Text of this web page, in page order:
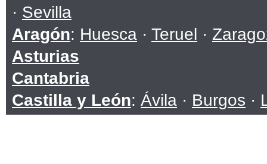
· Sevilla
Aragón: Huesca · Teruel ·
Asturias
Cantabria
Castilla y León: Ávila · Burgos ·